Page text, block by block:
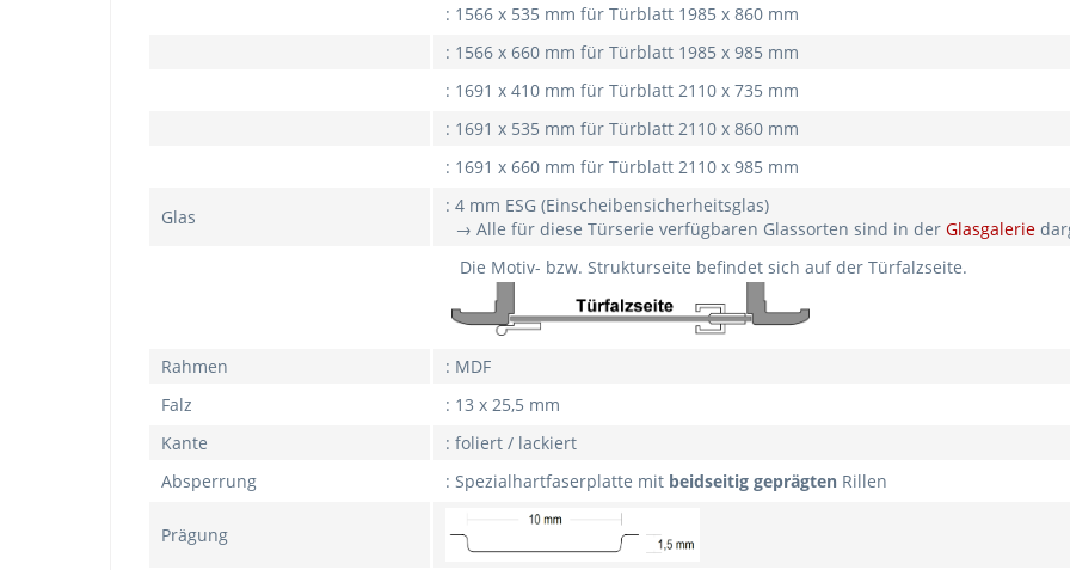
: 1566 x 535 mm für Türblatt 1985 x 860 mm
: 1566 x 660 mm für Türblatt 1985 x 985 mm
: 1691 x 410 mm für Türblatt 2110 x 735 mm
: 1691 x 535 mm für Türblatt 2110 x 860 mm
: 1691 x 660 mm für Türblatt 2110 x 985 mm
Glas
: 4 mm ESG (Einscheibensicherheitsglas)
→ Alle für diese Türserie verfügbaren Glassorten sind in der Glasgalerie
Die Motiv- bzw. Strukturseite befindet sich auf der Türfalzseite.
Rahmen
: MDF
Falz
: 13 x 25,5 mm
Kante
: foliert / lackiert
Absperrung
: Spezialhartfaserplatte mit beidseitig geprägten Rillen
Prägung